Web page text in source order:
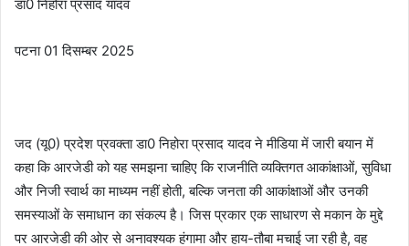
डा0 निहोरा प्रसाद यादव
पटना 01 दिसम्बर 2025
जद (यू0) प्रदेश प्रवक्ता डा0 निहोरा प्रसाद यादव ने मीडिया में जारी बयान में
कहा कि आरजेडी को यह समझना चाहिए कि राजनीति व्यक्तिगत आकांक्षाओं, सुविधा
और निजी स्वार्थ का माध्यम नहीं होती, बल्कि जनता की आकांक्षाओं और उनकी
समस्याओं के समाधान का संकल्प है। जिस प्रकार एक साधारण से मकान के मुद्दे
पर आरजेडी की ओर से अनावश्यक हंगामा और हाय-तौबा मचाई जा रही है, वह